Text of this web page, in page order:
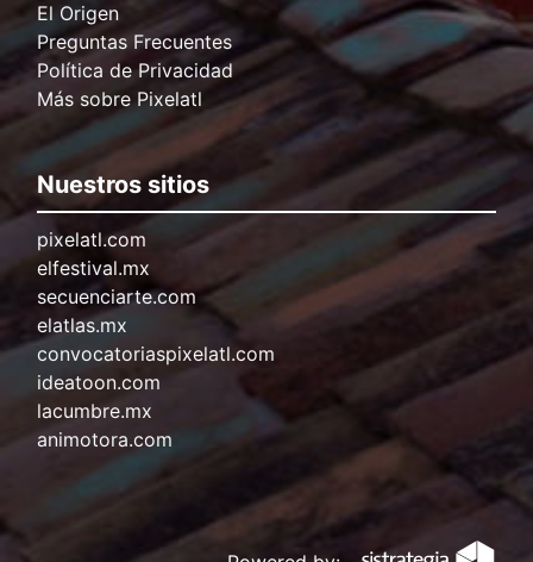
El Origen
Preguntas Frecuentes
Política de Privacidad
Más sobre Pixelatl
Nuestros sitios
pixelatl.com
elfestival.mx
secuenciarte.com
elatlas.mx
convocatoriaspixelatl.com
ideatoon.com
lacumbre.mx
animotora.com